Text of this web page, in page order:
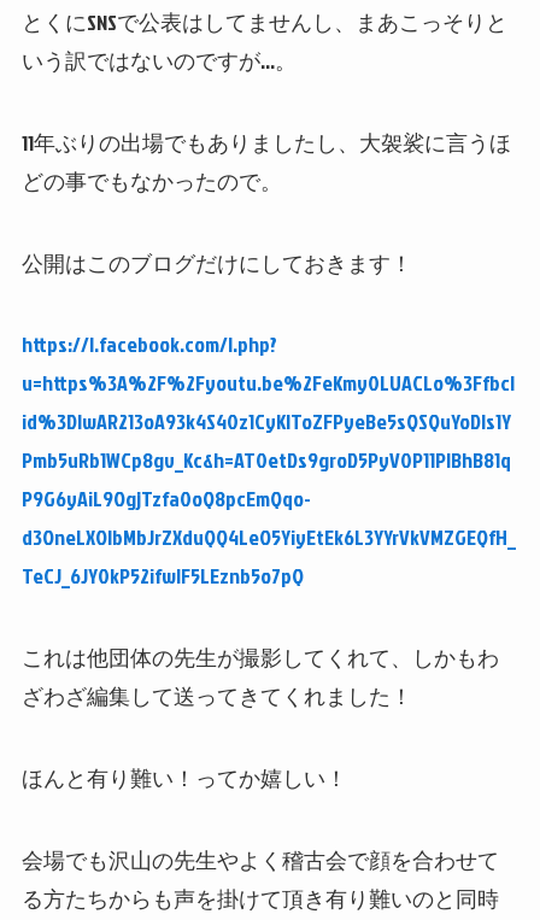
とくにSNSで公表はしてませんし、まあこっそりと
いう訳ではないのですが…。
11年ぶりの出場でもありましたし、大袈裟に言うほ
どの事でもなかったので。
公開はこのブログだけにしておきます！
https://l.facebook.com/l.php?
u=https%3A%2F%2Fyoutu.be%2FeKmy0LUACLo%3Ffbcl
id%3DIwAR213oA93k4S40z1CyKlToZFPyeBe5sQSQuYoDIs1Y
Pmb5uRb1WCp8gv_Kc&h=AT0etDs9groD5PyV0P11PlBhB81q
P9G6yAiL9OgjTzfa0oQ8pcEmQqo-
d3OneLXOIbMbJrZXduQQ4LeO5YiyEtEk6L3YYrVkVMZGEQfH_
TeCJ_6JY0kP52ifwlF5LEznb5o7pQ
これは他団体の先生が撮影してくれて、しかもわ
ざわざ編集して送ってきてくれました！
ほんと有り難い！ってか嬉しい！
会場でも沢山の先生やよく稽古会で顔を合わせて
る方たちからも声を掛けて頂き有り難いのと同時